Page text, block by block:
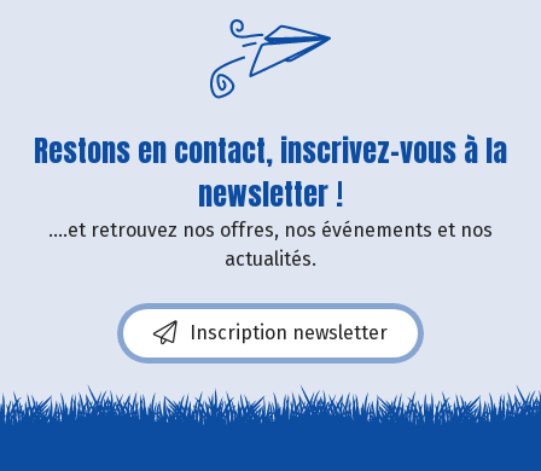
Restons en contact, inscrivez-vous à la
newsletter !
....et retrouvez nos offres, nos événements et nos
actualités.
Inscription newsletter